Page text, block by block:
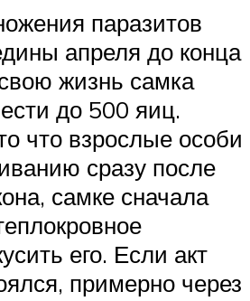
паразитов
апреля до конца
жизнь самка
до 500 яиц.
что взрослые особи
сразу после
самке сначала
его. Если акт
примерно через